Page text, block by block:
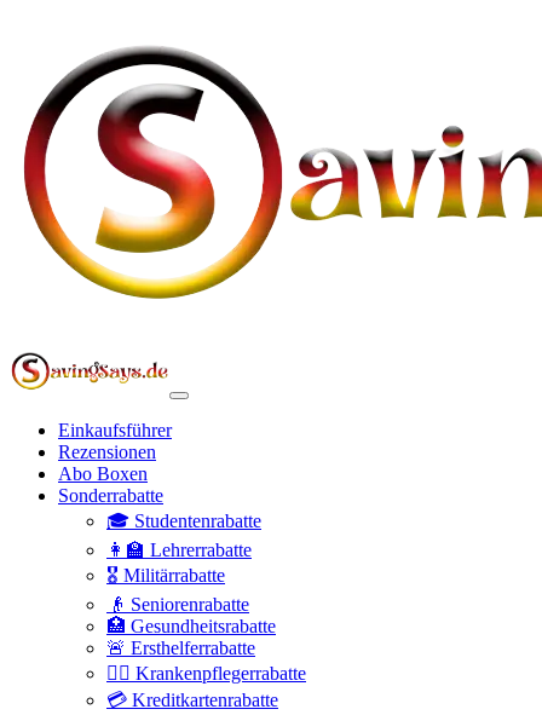
Einkaufsführer
Rezensionen
Abo Boxen
Sonderrabatte
🎓 Studentenrabatte
👩‍🏫 Lehrerrabatte
🎖️ Militärrabatte
👴 Seniorenrabatte
🏥 Gesundheitsrabatte
🚨 Ersthelferrabatte
👩‍⚕️ Krankenpflegerrabatte
💳 Kreditkartenrabatte